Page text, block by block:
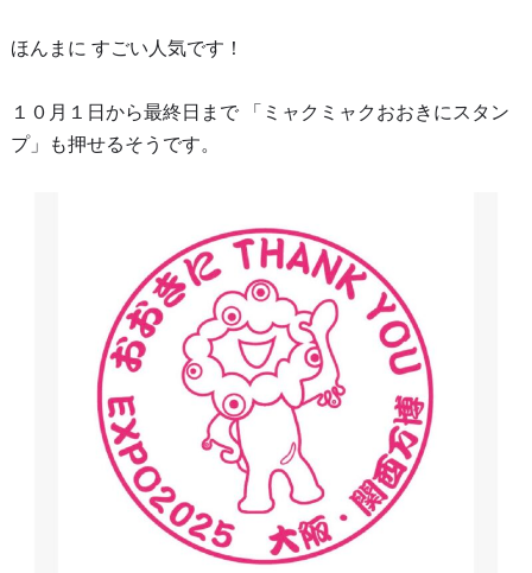
ほんまに すごい人気です！
１０月１日から最終日まで 「ミャクミャクおおきにスタン
プ」も押せるそうです。